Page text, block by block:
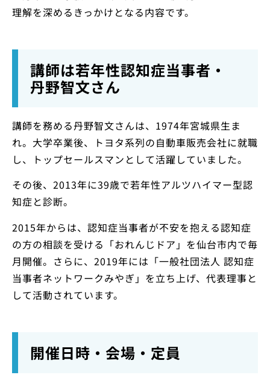
理解を深めるきっかけとなる内容です。
講師は若年性認知症当事者・
丹野智文さん
講師を務める丹野智文さんは、1974年宮城県生ま
れ。大学卒業後、トヨタ系列の自動車販売会社に就職
し、トップセールスマンとして活躍していました。
その後、2013年に39歳で若年性アルツハイマー型認
知症と診断。
2015年からは、認知症当事者が不安を抱える認知症
の方の相談を受ける「おれんじドア」を仙台市内で毎
月開催。さらに、2019年には「一般社団法人 認知症
当事者ネットワークみやぎ」を立ち上げ、代表理事と
して活動されています。
開催日時・会場・定員